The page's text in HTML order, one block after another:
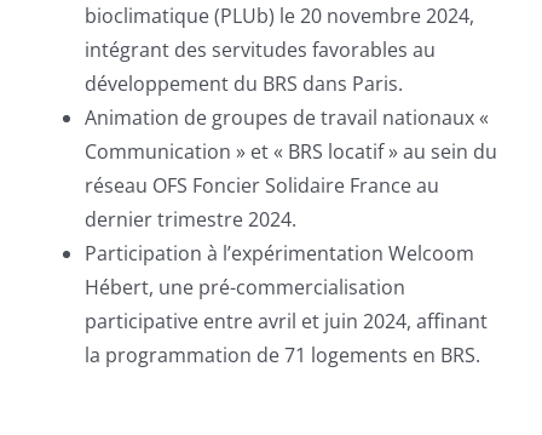
bioclimatique (PLUb) le 20 novembre 2024,
intégrant des servitudes favorables au
développement du BRS dans Paris.
Animation de groupes de travail nationaux «
Communication » et « BRS locatif » au sein du
réseau OFS Foncier Solidaire France au
dernier trimestre 2024.
Participation à l’expérimentation Welcoom
Hébert, une pré-commercialisation
participative entre avril et juin 2024, affinant
la programmation de 71 logements en BRS.